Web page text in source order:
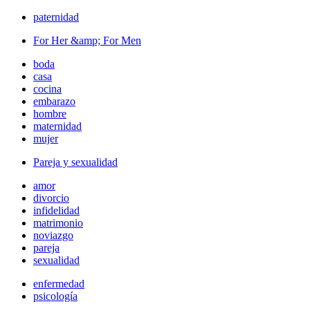
paternidad
For Her &amp; For Men
boda
casa
cocina
embarazo
hombre
maternidad
mujer
Pareja y sexualidad
amor
divorcio
infidelidad
matrimonio
noviazgo
pareja
sexualidad
enfermedad
psicología